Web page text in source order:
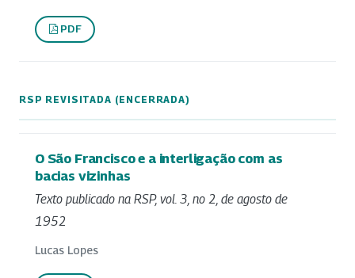
PDF
RSP REVISITADA (ENCERRADA)
O São Francisco e a interligação com as
bacias vizinhas
Texto publicado na RSP, vol. 3, no 2, de agosto de
1952
Lucas Lopes